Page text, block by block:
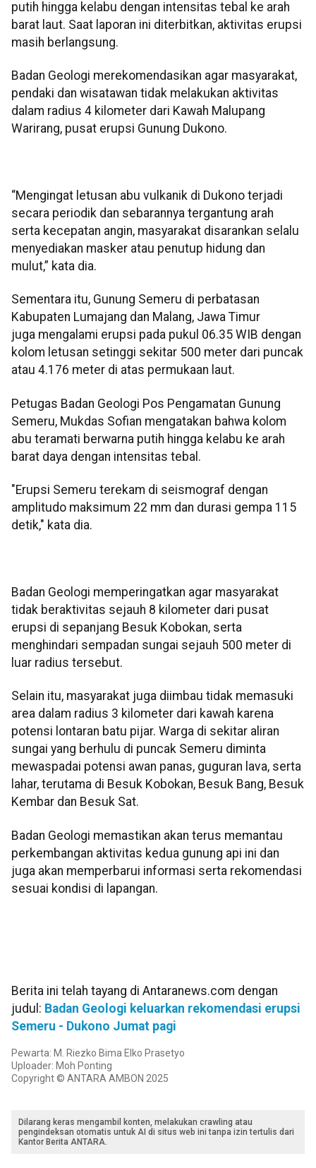
putih hingga kelabu dengan intensitas tebal ke arah
barat laut. Saat laporan ini diterbitkan, aktivitas erupsi
masih berlangsung.
Badan Geologi merekomendasikan agar masyarakat,
pendaki dan wisatawan tidak melakukan aktivitas
dalam radius 4 kilometer dari Kawah Malupang
Warirang, pusat erupsi Gunung Dukono.
“Mengingat letusan abu vulkanik di Dukono terjadi
secara periodik dan sebarannya tergantung arah
serta kecepatan angin, masyarakat disarankan selalu
menyediakan masker atau penutup hidung dan
mulut,” kata dia.
Sementara itu, Gunung Semeru di perbatasan
Kabupaten Lumajang dan Malang, Jawa Timur
juga mengalami erupsi pada pukul 06.35 WIB dengan
kolom letusan setinggi sekitar 500 meter dari puncak
atau 4.176 meter di atas permukaan laut.
Petugas Badan Geologi Pos Pengamatan Gunung
Semeru, Mukdas Sofian mengatakan bahwa kolom
abu teramati berwarna putih hingga kelabu ke arah
barat daya dengan intensitas tebal.
"Erupsi Semeru terekam di seismograf dengan
amplitudo maksimum 22 mm dan durasi gempa 115
detik," kata dia.
Badan Geologi memperingatkan agar masyarakat
tidak beraktivitas sejauh 8 kilometer dari pusat
erupsi di sepanjang Besuk Kobokan, serta
menghindari sempadan sungai sejauh 500 meter di
luar radius tersebut.
Selain itu, masyarakat juga diimbau tidak memasuki
area dalam radius 3 kilometer dari kawah karena
potensi lontaran batu pijar. Warga di sekitar aliran
sungai yang berhulu di puncak Semeru diminta
mewaspadai potensi awan panas, guguran lava, serta
lahar, terutama di Besuk Kobokan, Besuk Bang, Besuk
Kembar dan Besuk Sat.
Badan Geologi memastikan akan terus memantau
perkembangan aktivitas kedua gunung api ini dan
juga akan memperbarui informasi serta rekomendasi
sesuai kondisi di lapangan.
Berita ini telah tayang di Antaranews.com dengan
judul: Badan Geologi keluarkan rekomendasi erupsi
Semeru - Dukono Jumat pagi
Pewarta: M. Riezko Bima Elko Prasetyo
Uploader: Moh Ponting
Copyright © ANTARA AMBON 2025
Dilarang keras mengambil konten, melakukan crawling atau
pengindeksan otomatis untuk AI di situs web ini tanpa izin tertulis dari
Kantor Berita ANTARA.